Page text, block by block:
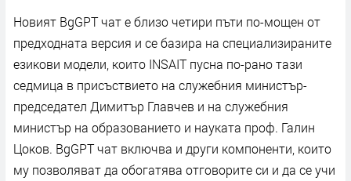
Новият BgGPT чат е близо четири пъти по-мощен от
предходната версия и се базира на специализираните
езикови модели, които INSAIT пусна по-рано тази
седмица в присъствието на служебния министър-
председател Димитър Главчев и на служебния
министър на образованието и науката проф. Галин
Цоков. BgGPT чат включва и други компоненти, които
му позволяват да обогатява отговорите си и да се учи